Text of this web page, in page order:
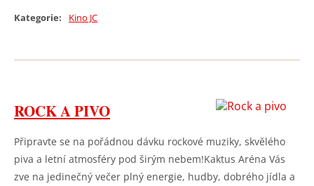
Kategorie:
Kino JC
ROCK A PIVO
Připravte se na pořádnou dávku rockové muziky, skvělého
piva a letní atmosféry pod širým nebem!Kaktus Aréna Vás
zve na jedinečný večer plný energie, hudby, dobrého jídla a